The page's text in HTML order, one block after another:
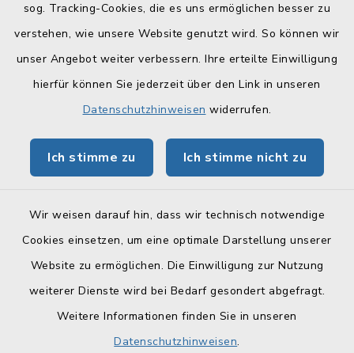
sog. Tracking-Cookies, die es uns ermöglichen besser zu
verstehen, wie unsere Website genutzt wird. So können wir
unser Angebot weiter verbessern. Ihre erteilte Einwilligung
hierfür können Sie jederzeit über den Link in unseren
Datenschutzhinweisen widerrufen.
Ich stimme zu Ich stimme nicht zu
Wir weisen darauf hin, dass wir technisch notwendige
Cookies einsetzen, um eine optimale Darstellung unserer
Website zu ermöglichen. Die Einwilligung zur Nutzung
weiterer Dienste wird bei Bedarf gesondert abgefragt.
Weitere Informationen finden Sie in unseren
Datenschutzhinweisen.
Quicklinks
Landratsamt Lichtenfels
Geoportal Lichtenfels
BayernPortal
Barrierefreiheit